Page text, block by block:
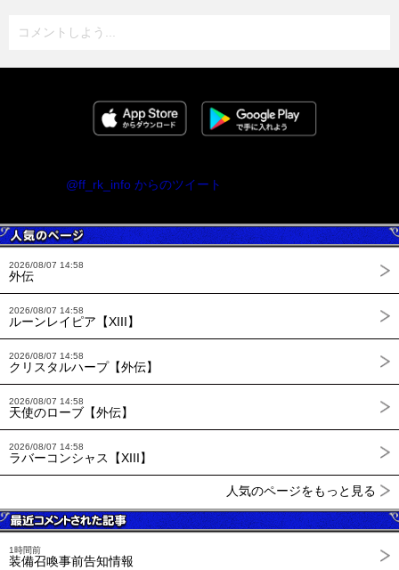
コメントしよう...
@ff_rk_info からのツイート
2026/08/07 14:58
外伝
2026/08/07 14:58
ルーンレイピア【XIII】
2026/08/07 14:58
クリスタルハープ【外伝】
2026/08/07 14:58
天使のローブ【外伝】
2026/08/07 14:58
ラバーコンシャス【XIII】
人気のページをもっと見る
1時間前
装備召喚事前告知情報